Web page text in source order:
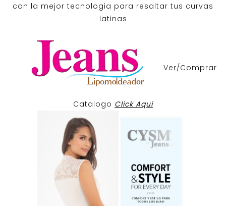
con la mejor tecnologia para resaltar tus curvas
latinas
Ver/Comprar
Catalogo Click Aqui